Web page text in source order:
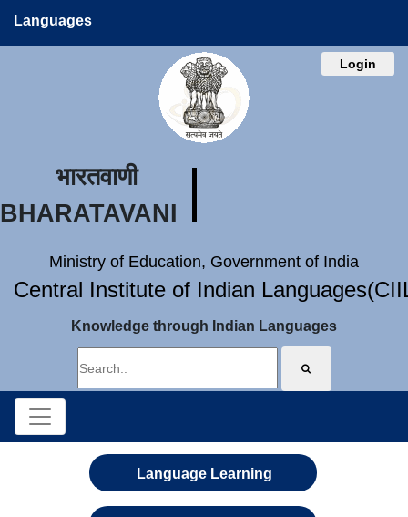
Languages
Login
भारतवाणी
BHARATAVANI
Ministry of Education, Government of India
Central Institute of Indian
Knowledge through Indian Languages
Language Learning